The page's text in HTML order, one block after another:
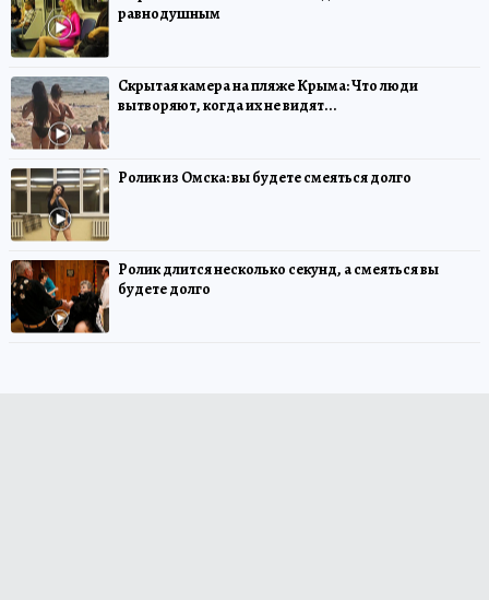
равнодушным
Скрытая камера на пляже Крыма: Что люди
вытворяют, когда их не видят...
Ролик из Омска: вы будете смеяться долго
Ролик длится несколько секунд, а смеяться вы
будете долго